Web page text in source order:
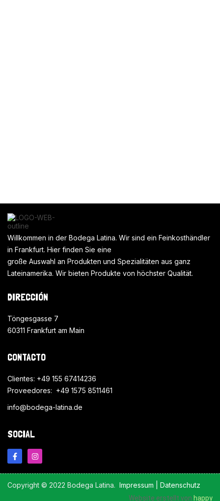
Cerveza, Club Colombia, 330ml
Willkommen in der Bodega Latina. Wir sind ein Feinkosthändler
in Frankfurt. Hier finden Sie eine
große Auswahl an Produkten und Spezialitäten aus ganz
Lateinamerika. Wir bieten Produkte von höchster Qualität.
DIRECCIÓN
Töngesgasse 7
60311 Frankfurt am Main
CONTACTO
Clientes: +49 155 67414236
Proveedores: +49 1575 8511461
info@bodega-latina.de
SOCIAL
Copyright © 2022 Bodega Latina. Impressum Datenschutz
Website erstellt von happy